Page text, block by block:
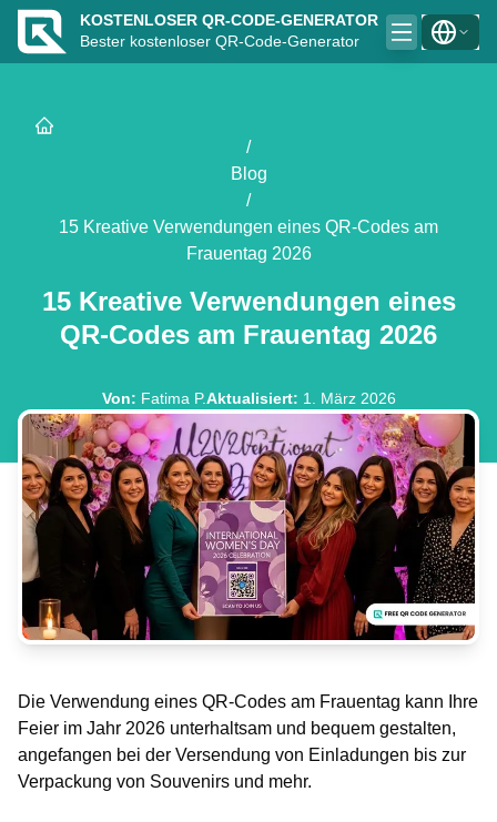
KOSTENLOSER QR-CODE-GENERATOR
Bester kostenloser QR-Code-Generator
/
Blog
/
15 Kreative Verwendungen eines QR-Codes am
Frauentag 2026
15 Kreative Verwendungen eines
QR-Codes am Frauentag 2026
Von: Fatima P.Aktualisiert: 1. März 2026
Die Verwendung eines QR-Codes am Frauentag kann Ihre
Feier im Jahr 2026 unterhaltsam und bequem gestalten,
angefangen bei der Versendung von Einladungen bis zur
Verpackung von Souvenirs und mehr.